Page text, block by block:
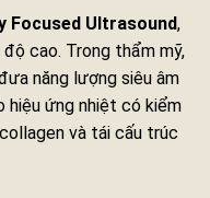
Focused Ultrasound,
cao. Trong thẩm mỹ,
năng lượng siêu âm
hiệu ứng nhiệt có kiểm
và tái cấu trúc